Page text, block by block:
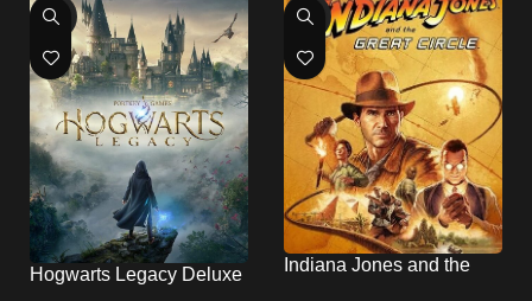
-71%
Hogwarts Legacy Deluxe
-50%
Indiana Jones and the